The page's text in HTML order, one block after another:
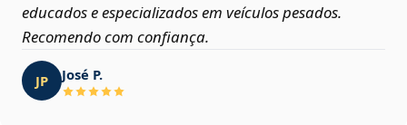
educados e especializados em veículos pesados.
Recomendo com confiança.
JP José P.